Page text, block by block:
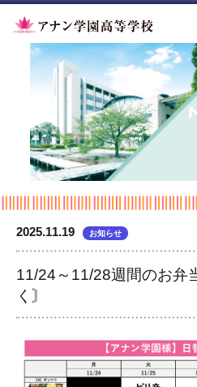
2025.11.19 お知らせ
11/24～11/28週間のお弁
く〙